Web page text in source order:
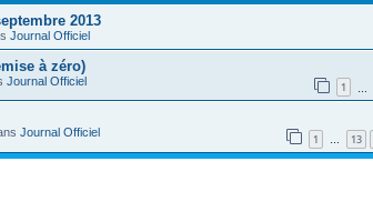
2013
Journal Officiel
à zéro)
Journal Officiel 1
Journal Officiel 1 … 13